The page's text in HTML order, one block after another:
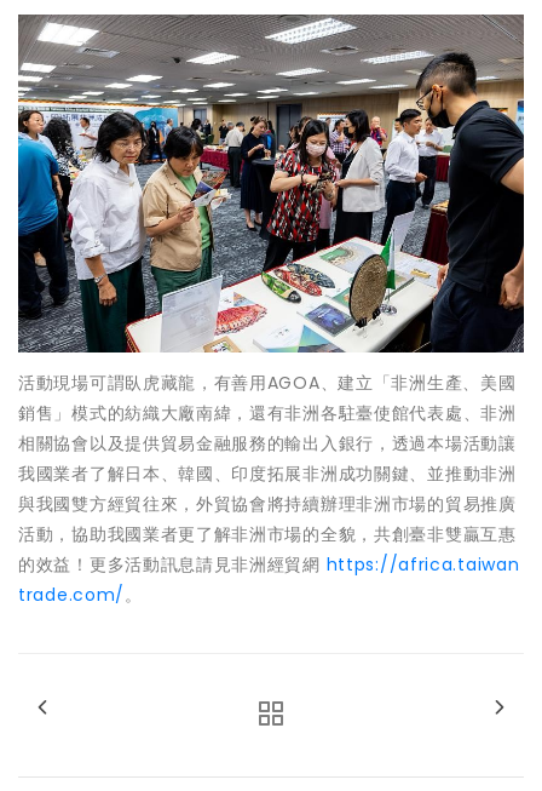
活動現場可謂臥虎藏龍，有善用AGOA、建立「非洲生產、美國
銷售」模式的紡織大廠南緯，還有非洲各駐臺使館代表處、非洲
相關協會以及提供貿易金融服務的輸出入銀行，透過本場活動讓
我國業者了解日本、韓國、印度拓展非洲成功關鍵、並推動非洲
與我國雙方經貿往來，外貿協會將持續辦理非洲市場的貿易推廣
活動，協助我國業者更了解非洲市場的全貌，共創臺非雙贏互惠
的效益！更多活動訊息請見非洲經貿網 https://africa.taiwan
trade.com/。